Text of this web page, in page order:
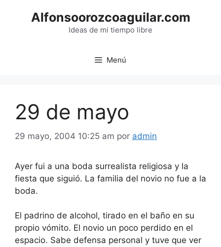
Alfonsoorozcoaguilar.com
Ideas de mi tiempo libre
Menú
29 de mayo
29 mayo, 2004 10:25 am por admin
Ayer fui a una boda surrealista religiosa y la
fiesta que siguió. La familia del novio no fue a la
boda.
El padrino de alcohol, tirado en el baño en su
propio vómito. El novio un poco perdido en el
espacio. Sabe defensa personal y tuve que ver